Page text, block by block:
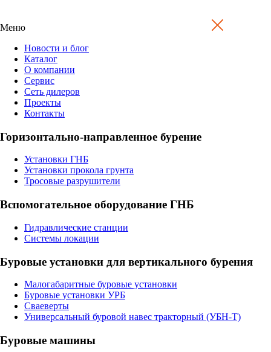
Меню
Новости и блог
Каталог
О компании
Сервис
Сеть дилеров
Проекты
Контакты
Горизонтально-направленное бурение
Установки ГНБ
Установки прокола грунта
Тросовые разрушители
Вспомогательное оборудование ГНБ
Гидравлические станции
Системы локации
Буровые установки для вертикального бурения
Малогабаритные буровые установки
Буровые установки УРБ
Сваеверты
Универсальный буровой навес тракторный (УБН-Т)
Буровые машины